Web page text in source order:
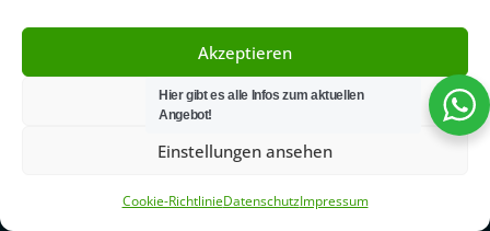
Akzeptieren
Ablehnen
Einstellungen ansehen
Cookie-RichtlinieDatenschutzImpressum
Hier gibt es alle Infos zum aktuellen
Angebot!